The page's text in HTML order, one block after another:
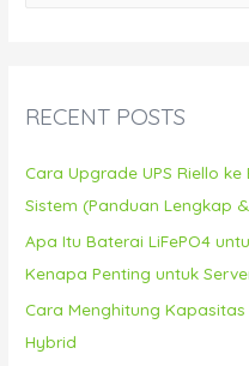
h
:
RECENT POSTS
Cara Upgrade UPS Riello
Sistem (Panduan Lengkap
Apa Itu Baterai LiFePO4
Kenapa Penting untuk
Cara Menghitung Kapasitas
Hybrid